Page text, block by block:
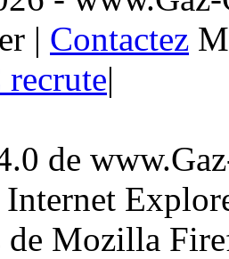
| Contactez
|
de
de Mozilla